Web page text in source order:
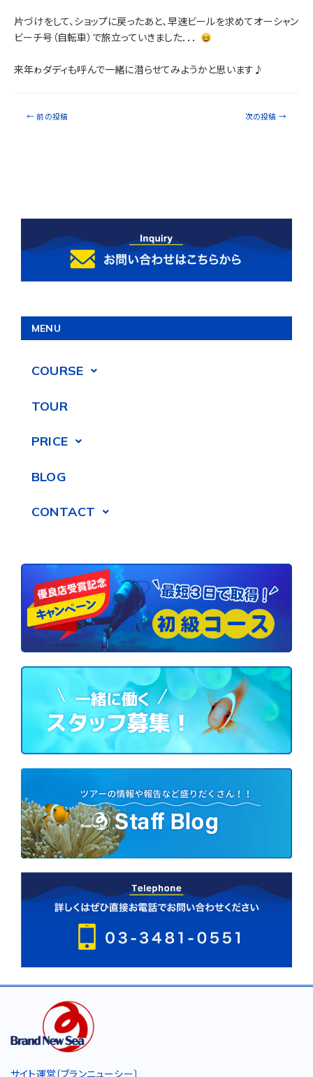
片づけをして、ショップに戻ったあと、早速ビールを求めてオーシャン
ビーチ号（自転車）で旅立っていきました．．．
来年ゎダディも呼んで一緒に潜らせてみようかと思います♪
← 前の投稿 次の投稿 →
MENU
COURSE
TOUR
PRICE
BLOG
CONTACT
サイト運営〔ブランニューシー〕